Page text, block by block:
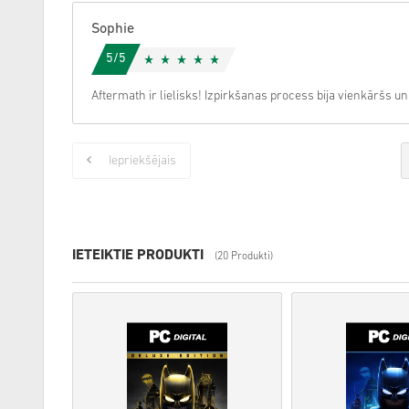
Sophie
5/5
Aftermath ir lielisks! Izpirkšanas process bija vienkāršs
Iepriekšējais
IETEIKTIE PRODUKTI (20 Produkti)